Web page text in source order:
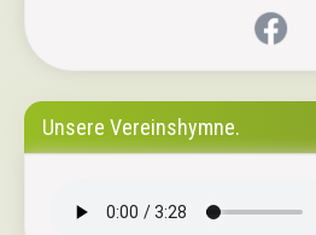
Unsere Vereinshymne.